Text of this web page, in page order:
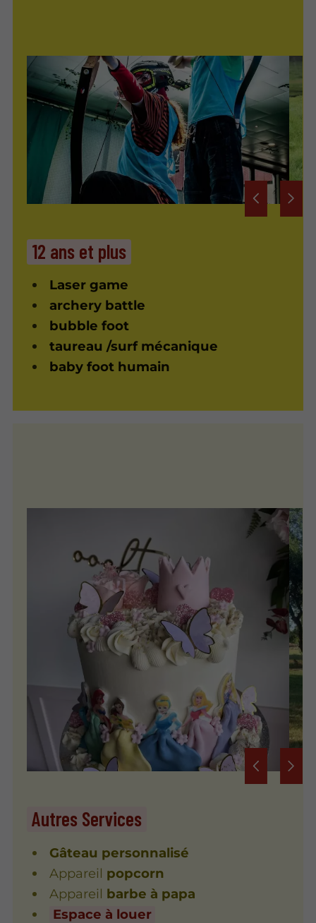
12 ans et plus
Laser game
archery battle
bubble foot
taureau /surf mécanique
baby foot humain
Autres Services
Gâteau personnalisé
Appareil popcorn
Appareil barbe à papa
Espace à louer